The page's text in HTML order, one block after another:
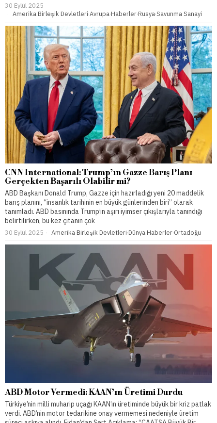
30 Eylül 2025
Amerika Birleşik Devletleri·Avrupa·Haberler·Rusya·Savunma Sanayi
CNN International: Trump’ın Gazze Barış Planı
Gerçekten Başarılı Olabilir mi?
ABD Başkanı Donald Trump, Gazze için hazırladığı yeni 20 maddelik
barış planını, “insanlık tarihinin en büyük günlerinden biri” olarak
tanımladı. ABD basınında Trump’ın aşırı iyimser çıkışlarıyla tanındığı
belirtilirken, bu kez çıtanın çok
30 Eylül 2025 Amerika Birleşik Devletleri·Dünya·Haberler·Ortadoğu
ABD Motor Vermedi: KAAN’ın Üretimi Durdu
Türkiye’nin milli muharip uçağı KAAN’ın üretiminde büyük bir kriz patlak
verdi. ABD’nin motor tedarikine onay vermemesi nedeniyle üretim